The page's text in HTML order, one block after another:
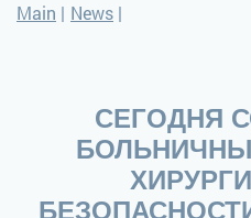
Main | News |
СЕГОДНЯ